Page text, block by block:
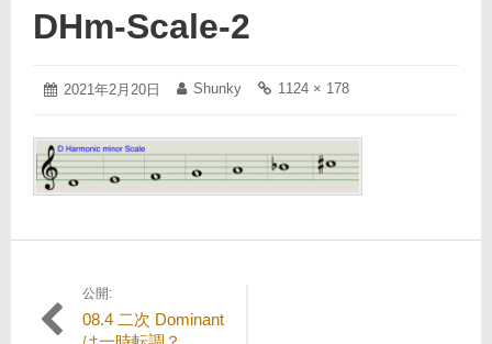
DHm-Scale-2
投
2021年2月20日
2021
月
20
日
投
Shunky
フ
ズ
1124 × 178
投
稿
公開:
08.4 二次 Dominant